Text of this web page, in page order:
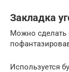
Закладка
Можно сделать
Используется